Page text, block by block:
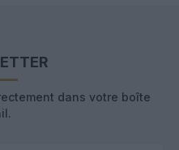
dans votre boîte